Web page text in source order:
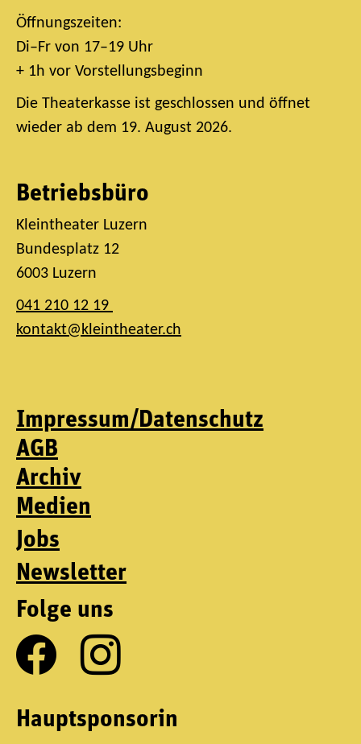
Öffnungszeiten:
Di–Fr von 17–19 Uhr
+ 1h vor Vorstellungsbeginn
Die Theaterkasse ist geschlossen und öffnet
wieder ab dem 19. August 2026.
Betriebsbüro
Kleintheater Luzern
Bundesplatz 12
6003 Luzern
041 210 12 19
kontakt@kleintheater.ch
Impressum/Datenschutz
AGB
Archiv
Medien
Jobs
Newsletter
Folge uns
Hauptsponsorin